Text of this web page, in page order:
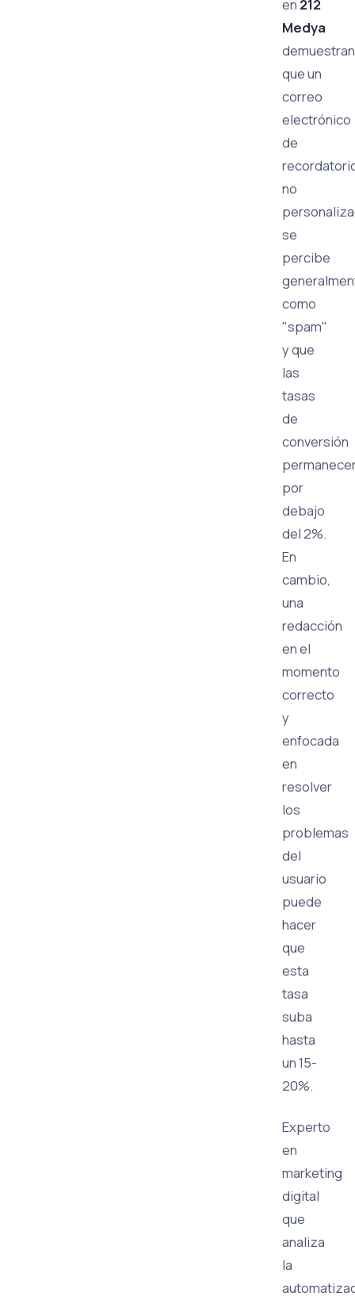
en 212
Medya
demuestran
que un
correo
electrónico
de
no
se
percibe
como
"spam"
y que
las
tasas
de
conversión
por
debajo
del 2%.
En
cambio,
una
redacción
en el
momento
correcto
y
enfocada
en
resolver
los
problemas
del
usuario
puede
hacer
que
esta
tasa
suba
hasta
un 15-
20%.
Experto
en
marketing
digital
que
analiza
la